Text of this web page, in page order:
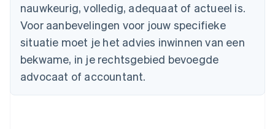
nauwkeurig, volledig, adequaat of actueel is.
Voor aanbevelingen voor jouw specifieke
situatie moet je het advies inwinnen van een
bekwame, in je rechtsgebied bevoegde
advocaat of accountant.
Cyprus
English
Denemarken
English
Duitsland
DeutschEnglish
English